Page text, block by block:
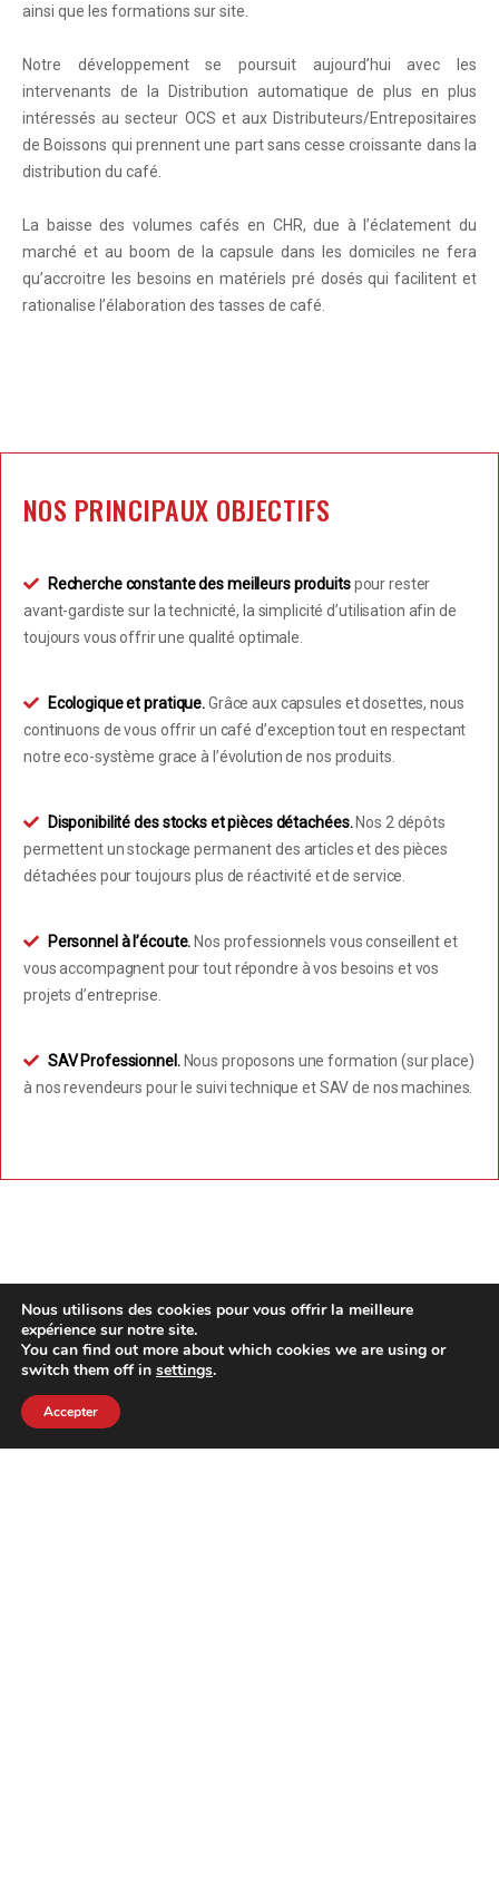
ainsi que les formations sur site.
Notre développement se poursuit aujourd’hui avec les
intervenants de la Distribution automatique de plus en plus
intéressés au secteur OCS et aux Distributeurs/Entrepositaires
de Boissons qui prennent une part sans cesse croissante dans la
distribution du café.
La baisse des volumes cafés en CHR, due à l’éclatement du
marché et au boom de la capsule dans les domiciles ne fera
qu’accroitre les besoins en matériels pré dosés qui facilitent et
rationalise l’élaboration des tasses de café.
NOS PRINCIPAUX OBJECTIFS
Recherche constante des meilleurs produitspour rester
avant-gardiste sur la technicité, la simplicité d’utilisation afin de
toujours vous offrir une qualité optimale.
Ecologique et pratique.Grâce aux capsules et dosettes, nous
continuons de vous offrir un café d’exception tout en respectant
notre eco-système grace à l’évolution de nos produits.
Disponibilité des stocks et pièces détachées.Nos 2 dépôts
permettent un stockage permanent des articles et des pièces
détachées pour toujours plus de réactivité et de service.
Personnel à l’écoute.Nos professionnels vous conseillent et
vous accompagnent pour tout répondre à vos besoins et vos
projets d’entreprise.
SAV Professionnel.Nous proposons une formation (sur place)
à nos revendeurs pour le suivi technique et SAV de nos machines.
Nous utilisons des cookies pour vous offrir la meilleure
expérience sur notre site.
You can find out more about which cookies we are using or
switch them off in settings.
Accepter